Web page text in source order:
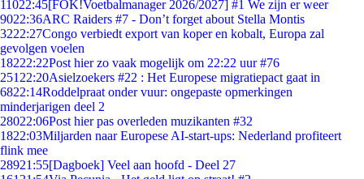
11022:45[FOK!Voetbalmanager 2026/2027] #1 We zijn er weer
9022:36ARC Raiders #7 - Don’t forget about Stella Montis
3222:27Congo verbiedt export van koper en kobalt, Europa zal
gevolgen voelen
18222:22Post hier zo vaak mogelijk om 22:22 uur #76
251 22:20Asielzoekers #22 : Het Europese migratiepact gaat in
6822:14Roddelpraat onder vuur: ongepaste opmerkingen
minderjarigen deel 2
28022:06Post hier pas overleden muzikanten #32
1822:03Miljarden naar Europese AI-start-ups: Nederland profiteert
flink mee
28921:55[Dagboek] Veel aan hoofd - Deel 27